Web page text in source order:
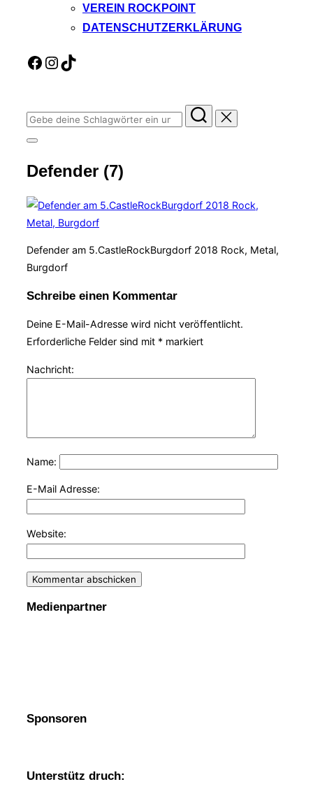
VEREIN ROCKPOINT
DATENSCHUTZERKLÄRUNG
Facebook
Instagram
TikTok
Suchen
nach:
Seitenleiste
Navigation
umschalten
Defender (7)
Defender am 5.CastleRockBurgdorf 2018 Rock, Metal,
Burgdorf
Schreibe einen Kommentar
Deine E-Mail-Adresse wird nicht veröffentlicht.
Erforderliche Felder sind mit * markiert
Nachricht:
Name:
E-Mail Adresse:
Website:
Medienpartner
Sponsoren
Unterstütz druch: